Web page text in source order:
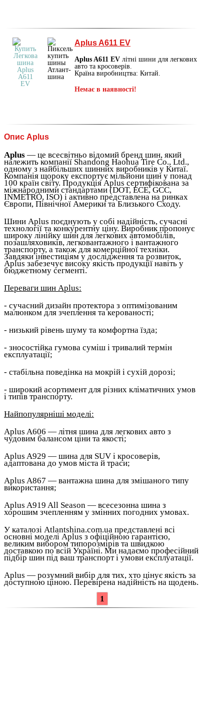
Aplus A611 EV
Aplus A611 EV літні шини для легкових
авто та кросоверів.
Країна виробництва: Китай.
Немає в наявності!
Опис Aplus
Aplus — це всесвітньо відомий бренд шин, який
належить компанії Shandong Haohua Tire Co., Ltd.,
одному з найбільших шинних виробників у Китаї.
Компанія щороку експортує мільйони шин у понад
100 країн світу. Продукція Aplus сертифікована за
міжнародними стандартами (DOT, ECE, GCC,
INMETRO, ISO) і активно представлена на ринках
Європи, Північної Америки та Близького Сходу.
Шини Aplus поєднують у собі надійність, сучасні
технології та конкурентну ціну. Виробник пропонує
широку лінійку шин для легкових автомобілів,
позашляховиків, легковантажного і вантажного
транспорту, а також для комерційної техніки.
Завдяки інвестиціям у дослідження та розвиток,
Aplus забезечує високу якість продукції навіть у
бюджетному сегменті.
Переваги шин Aplus:
- сучасний дизайн протектора з оптимізованим
малюнком для зчеплення та керованості;
- низький рівень шуму та комфортна їзда;
- зносостійка гумова суміш і тривалий термін
експлуатації;
- стабільна поведінка на мокрій і сухій дорозі;
- широкий асортимент для різних кліматичних умов
і типів транспорту.
Найпопулярніші моделі:
Aplus A606 — літня шина для легкових авто з
чудовим балансом ціни та якості;
Aplus A929 — шина для SUV і кросоверів,
адаптована до умов міста й траси;
Aplus A867 — вантажна шина для змішаного типу
використання;
Aplus A919 All Season — всесезонна шина з
хорошим зчепленням у змінних погодних умовах.
У каталозі Atlantshina.com.ua представлені всі
основні моделі Aplus з офіційною гарантією,
великим вибором типорозмірів та швидкою
доставкою по всій Україні. Ми надаємо професійний
підбір шин під ваш транспорт і умови експлуатації.
Aplus — розумний вибір для тих, хто цінує якість за
доступною ціною. Перевірена надійність на щодень.
1